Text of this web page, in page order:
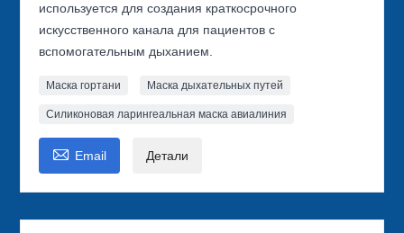
используется для создания краткосрочного
искусственного канала для пациентов с
вспомогательным дыханием.
Маска гортани Маска дыхательных путей
Силиконовая ларингеальная маска авиалиния
 Email Детали